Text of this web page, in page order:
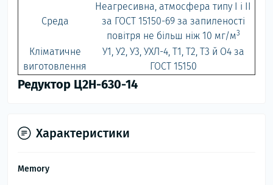
Среда
Неагресивна, атмосфера типу I і II
за ГОСТ 15150-69 за запиленості
повітря не більш ніж 10 мг/м3
Кліматичне
виготовлення
У1, У2, У3, УХЛ-4, Т1, Т2, Т3 й О4 за
ГОСТ 15150
Редуктор Ц2Н-630-14
Характеристики
Memory